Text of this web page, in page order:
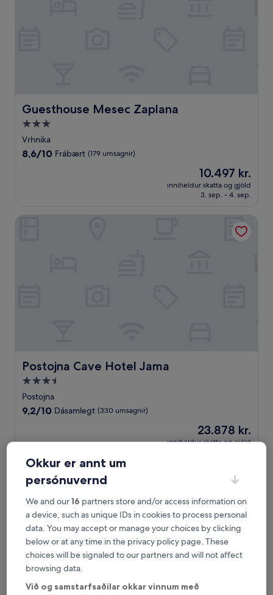
Guesthouse Mesec Zaplana
Guesthouse Mesec Zaplana
3.0
stjörnu
gististaður
Vrhnika
8.6
8,6/10 Frábært (179 umsagnir)
Verðið
er
10.497 kr.
10.497 kr.
inniheldur skatta og gjöld
3. sep. - 4. sep.
Postojna Cave Hotel Jama
Postojna Cave Hotel Jama
3.5
stjörnu
gististaður
Postojna
9.2
Dásamlegt,
umsagnir)
9,2/10 Dásamlegt (330 umsagnir)
Verðið
er
23.878 kr.
inniheldur skatta og gjöld
Hotel Center
Okkur er annt um
persónuvernd
We and our16 partners store and/or access information on
a device, such as unique IDs in cookies to process personal
data. You may accept or manage your choices by clicking
below or at any time in the privacy policy page. These
choices will be signaled to our partners and will not affect
browsing data.
Við og samstarfsaðilar okkar vinnum með